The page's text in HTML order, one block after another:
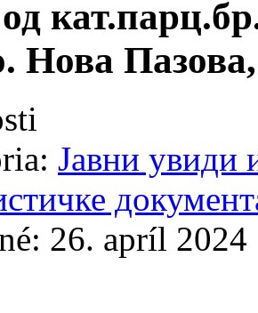
од
Нова
Јавни увиди
26. apríl 2024